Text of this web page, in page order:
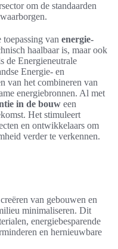
om de standaarden
van energie-
haalbaar is, maar ook
de Energieneutrale
Energie- en
van het combineren van
energiebronnen. Al met
in de bouw een
Het stimuleert
en ontwikkelaars om
verder te verkennen.
van gebouwen en
minimaliseren. Dit
energiebesparende
en hernieuwbare